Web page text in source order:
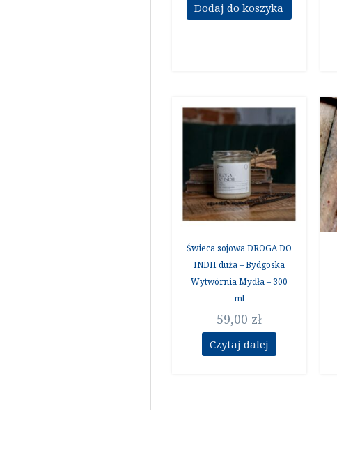
Dodaj do koszyka
Świeca sojowa DROGA DO
INDII duża – Bydgoska
Wytwórnia Mydła – 300
ml
59,00 zł
Czytaj dalej